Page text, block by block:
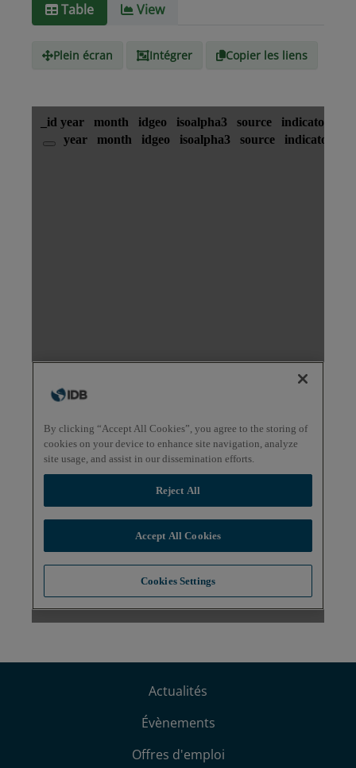
Type de
text/csv
Table View
Plein écran Intégrer Copier les liens
Actualités
Évènements
Offres d'emploi